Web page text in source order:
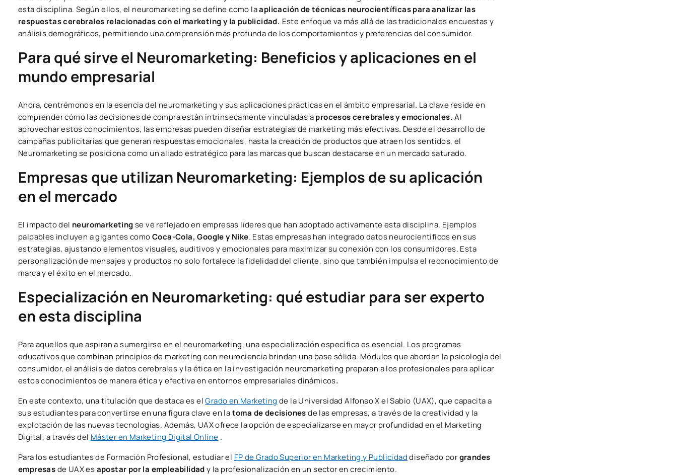
esta disciplina. Según ellos, el neuromarketing se define como laaplicación de técnicas neurocientíficas para analizar las
respuestas cerebrales relacionadas con el marketing y la publicidad. Este enfoque va más allá de las tradicionales encuestas y
análisis demográficos, permitiendo una comprensión más profunda de los comportamientos y preferencias del consumidor.
Para qué sirve el Neuromarketing: Beneficios y aplicaciones en el
mundo empresarial
Ahora, centrémonos en la esencia del neuromarketing y sus aplicaciones prácticas en el ámbito empresarial. La clave reside en
comprender cómo las decisiones de compra están intrínsecamente vinculadas aprocesos cerebrales y emocionales.Al
aprovechar estos conocimientos, las empresas pueden diseñar estrategias de marketing más efectivas. Desde el desarrollo de
campañas publicitarias que generan respuestas emocionales, hasta la creación de productos que atraen los sentidos, el
Neuromarketing se posiciona como un aliado estratégico para las marcas que buscan destacarse en un mercado saturado.
Empresas que utilizan Neuromarketing: Ejemplos de su aplicación
en el mercado
El impacto del neuromarketingse ve reflejado en empresas líderes que han adoptado activamente esta disciplina. Ejemplos
palpables incluyen a gigantes comoCoca-Cola, Google y Nike. Estas empresas han integrado datos neurocientíficos en sus
estrategias, ajustando elementos visuales, auditivos y emocionales para maximizar su conexión con los consumidores. Esta
personalización de mensajes y productos no solo fortalece la fidelidad del cliente, sino que también impulsa el reconocimiento de
marca y el éxito en el mercado.
Especialización en Neuromarketing: qué estudiar para ser experto
en esta disciplina
Para aquellos que aspiran a sumergirse en el neuromarketing, una especialización específica es esencial. Los programas
educativos que combinan principios de marketing con neurociencia brindan una base sólida. Módulos que abordan la psicología del
consumidor, el análisis de datos cerebrales y la ética en la investigación neuromarketing preparan a los profesionales para aplicar
estos conocimientos de manera ética y efectiva en entornos empresariales dinámicos.
En este contexto, una titulación que destaca es elGrado en Marketing de la Universidad Alfonso X el Sabio (UAX), que capacita a
sus estudiantes para convertirse en una figura clave en latoma de decisionesde las empresas, a través de la creatividad y la
explotación de las nuevas tecnologías. Además, UAX ofrece la opción de especializarse en mayor profundidad en el Marketing
Digital, a través del Máster en Marketing Digital Online .
Para los estudiantes de Formación Profesional, estudiar el FP de Grado Superior en Marketing y Publicidaddiseñado porgrandes
empresasde UAX esapostar por la empleabilidady la profesionalización en un sector en crecimiento.